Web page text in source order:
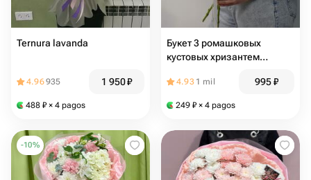
Ternura lavanda
4.96935 1 950₽
488 ₽ × 4 pagos
Букет 3 ромашковых
кустовых хризантем
4.93 1 mil 995₽
249 ₽ × 4 pagos
-10%